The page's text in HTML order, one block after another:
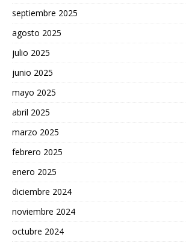
septiembre 2025
agosto 2025
julio 2025
junio 2025
mayo 2025
abril 2025
marzo 2025
febrero 2025
enero 2025
diciembre 2024
noviembre 2024
octubre 2024